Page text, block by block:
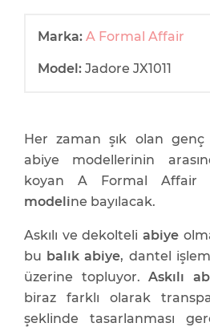
Marka: A Formal Affair
Model: Jadore JX1011
Her zaman şık olan genç
abiye modellerinin
koyan A Formal
modeline bayılacak.
Askılı ve dekolteli abiye
bu balık abiye, dantel
üzerine topluyor.Askılı
biraz farklı olarak
şeklinde tasarlanması